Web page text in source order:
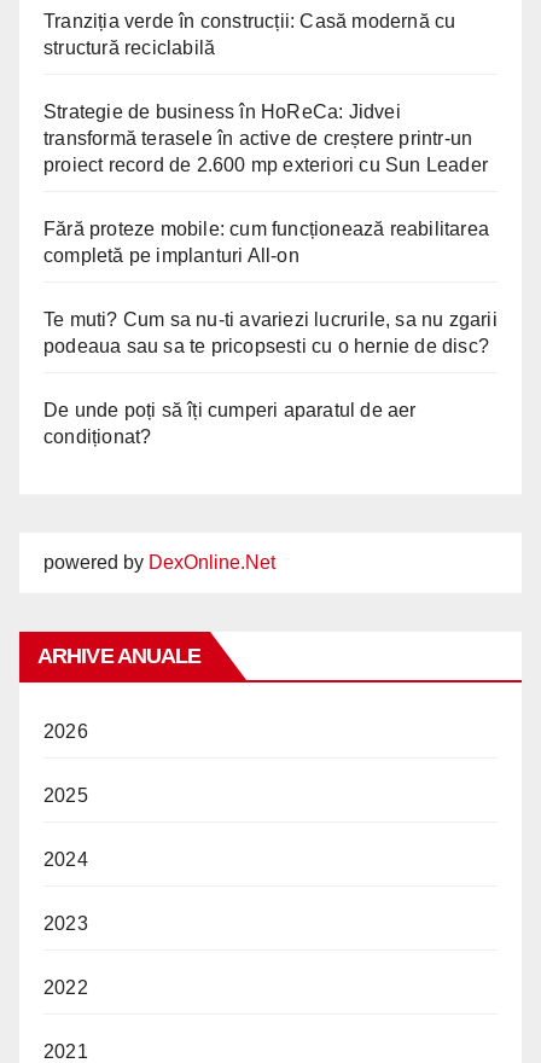
Tranziția verde în construcții: Casă modernă cu
structură reciclabilă
Strategie de business în HoReCa: Jidvei
transformă terasele în active de creștere printr-un
proiect record de 2.600 mp exteriori cu Sun Leader
Fără proteze mobile: cum funcționează reabilitarea
completă pe implanturi All-on
Te muti? Cum sa nu-ti avariezi lucrurile, sa nu zgarii
podeaua sau sa te pricopsesti cu o hernie de disc?
De unde poți să îți cumperi aparatul de aer
condiționat?
powered by DexOnline.Net
ARHIVE ANUALE
2026
2025
2024
2023
2022
2021